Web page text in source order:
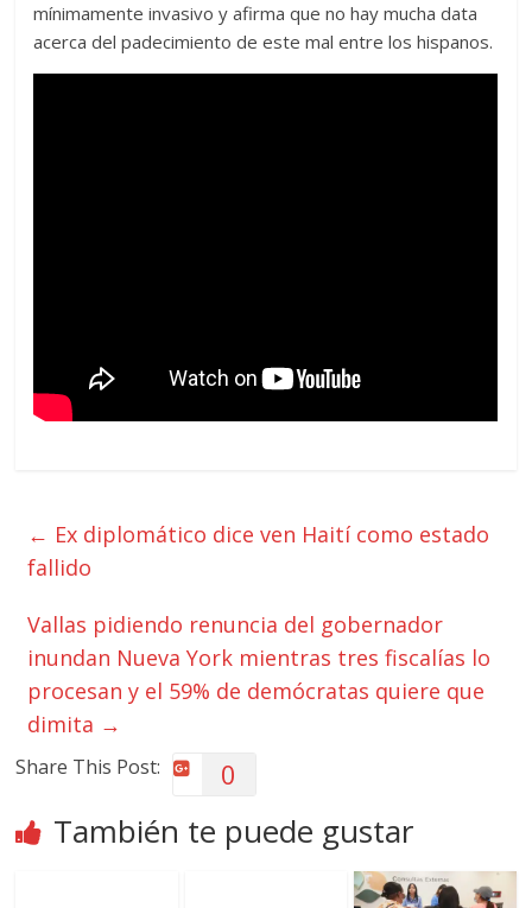
mínimamente invasivo y afirma que no hay mucha data
acerca del padecimiento de este mal entre los hispanos.
← Ex diplomático dice ven Haití como estado
fallido
Vallas pidiendo renuncia del gobernador
inundan Nueva York mientras tres fiscalías lo
procesan y el 59% de demócratas quiere que
dimita →
Share This Post: 0
También te puede gustar